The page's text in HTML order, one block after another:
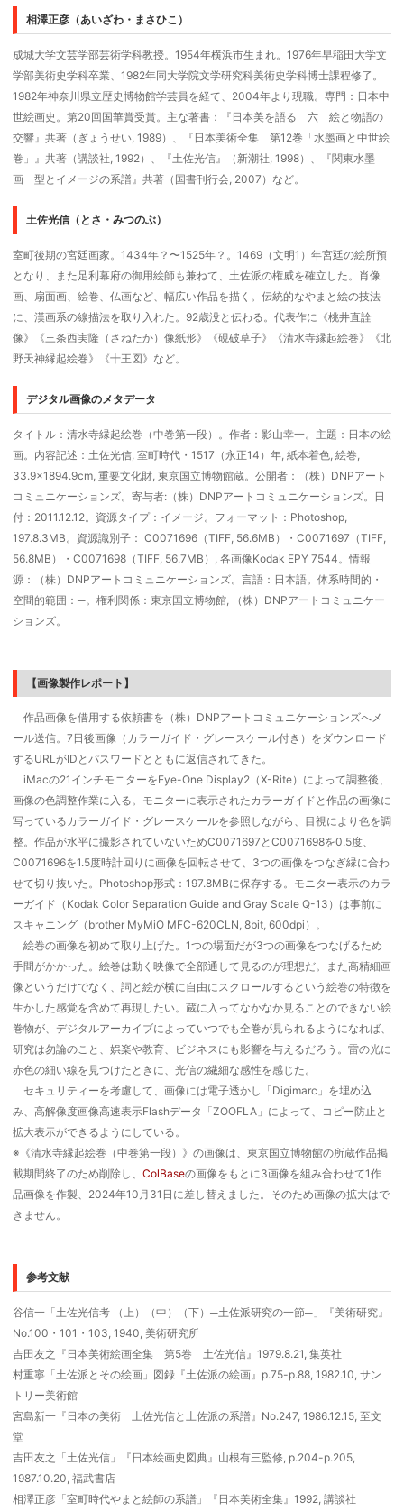
相澤正彦（あいざわ・まさひこ）
成城大学文芸学部芸術学科教授。1954年横浜市生まれ。1976年早稲田大学文
学部美術史学科卒業、1982年同大学院文学研究科美術史学科博士課程修了。
1982年神奈川県立歴史博物館学芸員を経て、2004年より現職。専門：日本中
世絵画史。第20回国華賞受賞。主な著書：『日本美を語る 六 絵と物語の
交響』共著（ぎょうせい, 1989）、『日本美術全集 第12巻「水墨画と中世絵
巻」』共著（講談社, 1992）、『土佐光信』（新潮社, 1998）、『関東水墨
画 型とイメージの系譜』共著（国書刊行会, 2007）など。
土佐光信（とさ・みつのぶ）
室町後期の宮廷画家。1434年？〜1525年？。1469（文明1）年宮廷の絵所預
となり、また足利幕府の御用絵師も兼ねて、土佐派の権威を確立した。肖像
画、扇面画、絵巻、仏画など、幅広い作品を描く。伝統的なやまと絵の技法
に、漢画系の線描法を取り入れた。92歳没と伝わる。代表作に《桃井直詮
像》《三条西実隆（さねたか）像紙形》《硯破草子》《清水寺縁起絵巻》《北
野天神縁起絵巻》《十王図》など。
デジタル画像のメタデータ
タイトル：清水寺縁起絵巻（中巻第一段）。作者：影山幸一。主題：日本の絵
画。内容記述：土佐光信, 室町時代・1517（永正14）年, 紙本着色, 絵巻,
33.9×1894.9cm, 重要文化財, 東京国立博物館蔵。公開者：（株）DNPアート
コミュニケーションズ。寄与者:（株）DNPアートコミュニケーションズ。日
付：2011.12.12。資源タイプ：イメージ。フォーマット：Photoshop,
197.8.3MB。資源識別子： C0071696（TIFF, 56.6MB）・C0071697（TIFF,
56.8MB）・C0071698（TIFF, 56.7MB）, 各画像Kodak EPY 7544。情報
源：（株）DNPアートコミュニケーションズ。言語：日本語。体系時間的・
空間的範囲：─。権利関係：東京国立博物館, （株）DNPアートコミュニケー
ションズ。
【画像製作レポート】
作品画像を借用する依頼書を（株）DNPアートコミュニケーションズへメ
ール送信。7日後画像（カラーガイド・グレースケール付き）をダウンロード
するURLがIDとパスワードとともに返信されてきた。
iMacの21インチモニターをEye-One Display2（X-Rite）によって調整後、
画像の色調整作業に入る。モニターに表示されたカラーガイドと作品の画像に
写っているカラーガイド・グレースケールを参照しながら、目視により色を調
整。作品が水平に撮影されていないためC0071697とC0071698を0.5度、
C0071696を1.5度時計回りに画像を回転させて、3つの画像をつなぎ縁に合わ
せて切り抜いた。Photoshop形式：197.8MBに保存する。モニター表示のカラ
ーガイド（Kodak Color Separation Guide and Gray Scale Q-13）は事前に
スキャニング（brother MyMiO MFC-620CLN, 8bit, 600dpi）。
絵巻の画像を初めて取り上げた。1つの場面だが3つの画像をつなげるため
手間がかかった。絵巻は動く映像で全部通して見るのが理想だ。また高精細画
像というだけでなく、詞と絵が横に自由にスクロールするという絵巻の特徴を
生かした感覚を含めて再現したい。蔵に入ってなかなか見ることのできない絵
巻物が、デジタルアーカイブによっていつでも全巻が見られるようになれば、
研究は勿論のこと、娯楽や教育、ビジネスにも影響を与えるだろう。雷の光に
赤色の細い線を見つけたときに、光信の繊細な感性を感じた。
セキュリティーを考慮して、画像には電子透かし「Digimarc」を埋め込
み、高解像度画像高速表示Flashデータ「ZOOFLA」によって、コピー防止と
拡大表示ができるようにしている。
※《清水寺縁起絵巻（中巻第一段）》の画像は、東京国立博物館の所蔵作品掲
載期間終了のため削除し、 ColBaseの画像をもとに3画像を組み合わせて1作
品画像を作製、2024年10月31日に差し替えました。そのため画像の拡大はで
きません。
参考文献
谷信一「土佐光信考 （上）（中）（下）─土佐派研究の一節─」『美術研究』
No.100・101・103, 1940, 美術研究所
吉田友之『日本美術絵画全集 第5巻 土佐光信』1979.8.21, 集英社
村重寧「土佐派とその絵画」図録『土佐派の絵画』p.75-p.88, 1982.10, サン
トリー美術館
宮島新一『日本の美術 土佐光信と土佐派の系譜』No.247, 1986.12.15, 至文
堂
吉田友之「土佐光信」『日本絵画史図典』山根有三監修, p.204-p.205,
1987.10.20, 福武書店
相澤正彦「室町時代やまと絵師の系譜」『日本美術全集』1992, 講談社